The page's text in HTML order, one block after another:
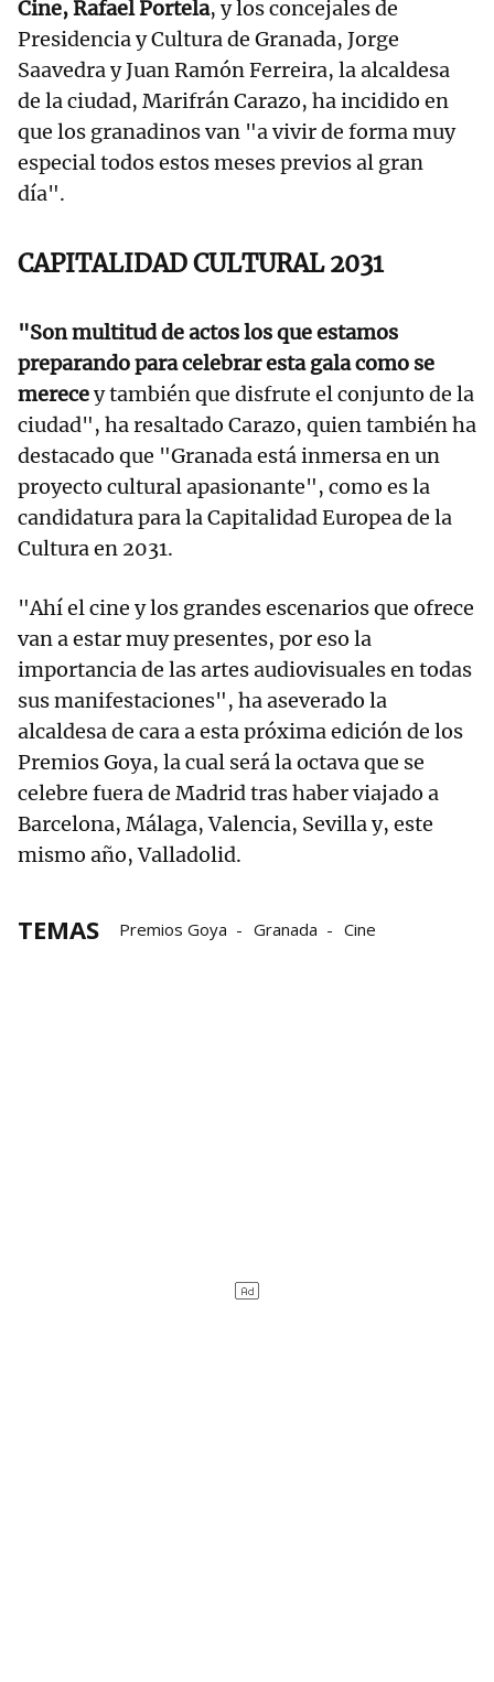
Cine, Rafael Portela, y los concejales de
Presidencia y Cultura de Granada, Jorge
Saavedra y Juan Ramón Ferreira, la alcaldesa
de la ciudad, Marifrán Carazo, ha incidido en
que los granadinos van "a vivir de forma muy
especial todos estos meses previos al gran
día".
CAPITALIDAD CULTURAL 2031
"Son multitud de actos los que estamos
preparando para celebrar esta gala como se
merecey también que disfrute el conjunto de la
ciudad", ha resaltado Carazo, quien también ha
destacado que "Granada está inmersa en un
proyecto cultural apasionante", como es la
candidatura para la Capitalidad Europea de la
Cultura en 2031.
"Ahí el cine y los grandes escenarios que ofrece
van a estar muy presentes, por eso la
importancia de las artes audiovisuales en todas
sus manifestaciones", ha aseverado la
alcaldesa de cara a esta próxima edición de los
Premios Goya, la cual será la octava que se
celebre fuera de Madrid tras haber viajado a
Barcelona, Málaga, Valencia, Sevilla y, este
mismo año, Valladolid.
TEMAS Premios Goya Granada Cine